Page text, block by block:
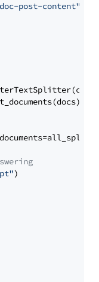
post-content"
)